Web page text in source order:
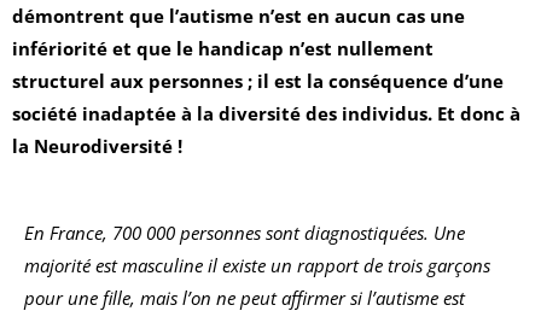
démontrent que l’autisme n’est en aucun cas une
infériorité et que le handicap n’est nullement
structurel aux personnes ; il est la conséquence d’une
société inadaptée à la diversité des individus. Et donc à
la Neurodiversité !
En France, 700 000 personnes sont diagnostiquées. Une
majorité est masculine il existe un rapport de trois garçons
pour une fille, mais l’on ne peut affirmer si l’autisme est